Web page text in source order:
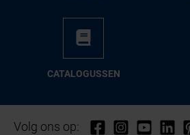
CA­TA­LO­GUS­SEN
Volg ons op: